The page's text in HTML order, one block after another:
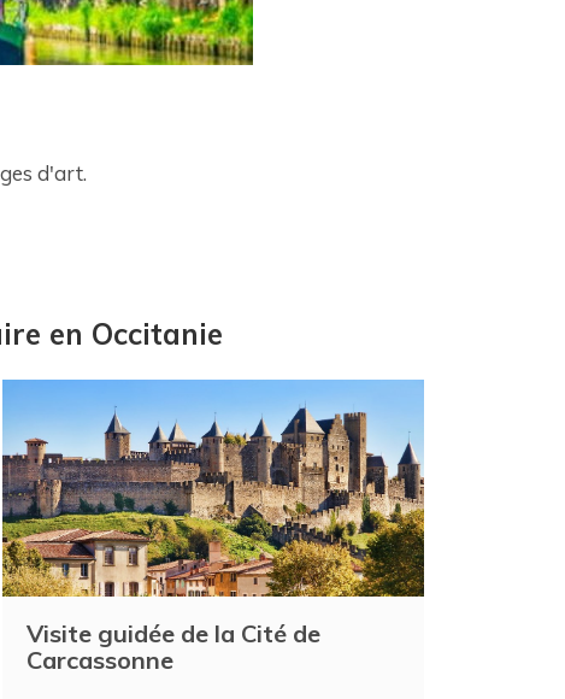
d'art.
en Occitanie
Visite guidée de la Cité de
Carcassonne